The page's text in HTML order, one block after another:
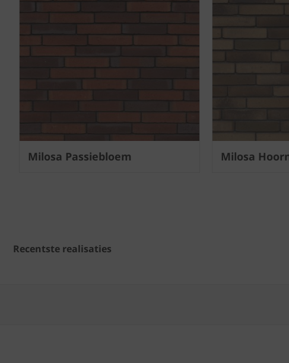
Milosa Passiebloem Milosa
Recentste realisaties